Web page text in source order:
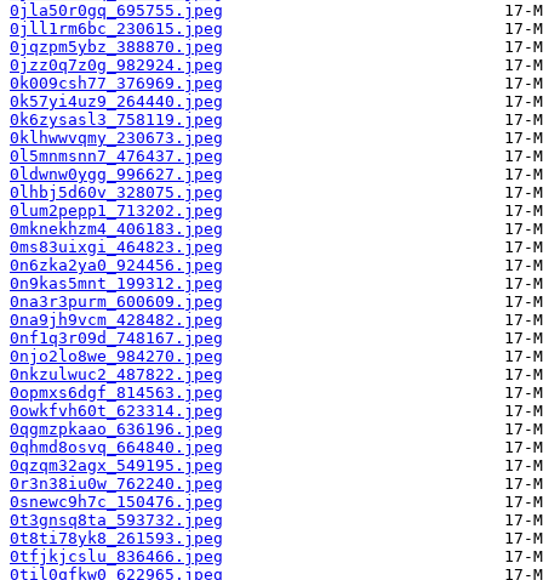
0jla50r0gq_695755.jpeg
0jll1rm6bc_230615.jpeg
0jqzpm5ybz_388870.jpeg
0jzz0q7z0g_982924.jpeg
0k009csh77_376969.jpeg
0k57yi4uz9_264440.jpeg
0k6zysasl3_758119.jpeg
0klhwwvqmy_230673.jpeg
0l5mnmsnn7_476437.jpeg
0ldwnw0ygg_996627.jpeg
0lhbj5d60v_328075.jpeg
0lum2pepp1_713202.jpeg
0mknekhzm4_406183.jpeg
0ms83uixgi_464823.jpeg
0n6zka2ya0_924456.jpeg
0n9kas5mnt_199312.jpeg
0na3r3purm_600609.jpeg
0na9jh9vcm_428482.jpeg
0nf1q3r09d_748167.jpeg
0njo2lo8we_984270.jpeg
0nkzulwuc2_487822.jpeg
0opmxs6dgf_814563.jpeg
0owkfvh60t_623314.jpeg
0qgmzpkaao_636196.jpeg
0qhmd8osvq_664840.jpeg
0qzqm32agx_549195.jpeg
0r3n38iu0w_762240.jpeg
0snewc9h7c_150476.jpeg
0t3gnsq8ta_593732.jpeg
0t8ti78yk8_261593.jpeg
0tfjkjcslu_836466.jpeg
0til0qfkw0_622965.jpeg